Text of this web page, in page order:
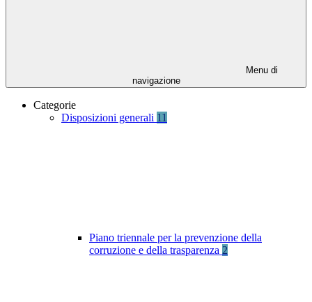
Menu di
navigazione
Categorie
Disposizioni generali 11
Piano triennale per la prevenzione della
corruzione e della trasparenza 2